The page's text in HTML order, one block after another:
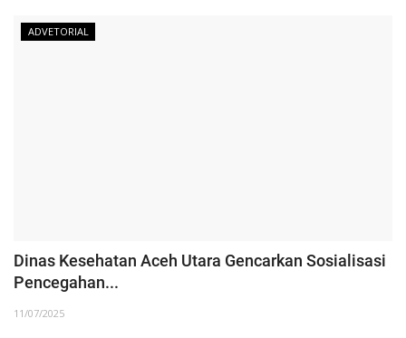
ADVETORIAL
Dinas Kesehatan Aceh Utara Gencarkan Sosialisasi
Pencegahan...
11/07/2025